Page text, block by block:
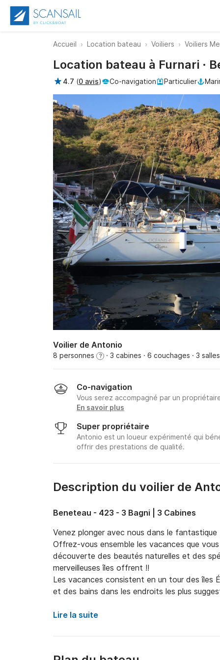
Accueil Location bateau Voiliers Voiliers
Location bateau à Furnari ·
4.7 (0 avis) Co-navigation Particulier
Voilier de Antonio
8 personnes ? · 3 cabines · 6 couchages · 3
Co-navigation
Vous serez accompagné par un
En savoir plus
Super propriétaire
Antonio est un loueur expérimenté qui
offrir des prestations de qualité.
Description du voilier de
Beneteau - 423 - 3 Bagni | 3 Cabines
Venez plonger avec nous dans le fantastique
Offrez-vous ensemble les vacances que
découverte des beautés naturelles et des
merveilleuses îles offrent !!
Les vacances consistent en un tour des îles
et des bains dans les endroits les plus
un ciel étoilé. Ceci n'est qu'un indice de la
3 grandes cabines doubles et de 3 salles de
Lire la suite